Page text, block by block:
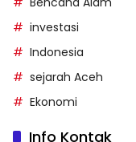
investasi
Indonesia
sejarah Aceh
Ekonomi
Info Kontak